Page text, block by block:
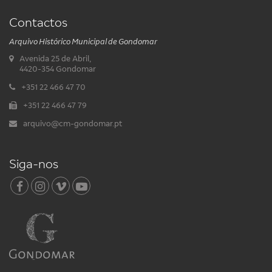
Contactos
Arquivo Histórico Municipal de Gondomar
Avenida 25 de Abril,
4420-354 Gondomar
+351 22 466 47 70
+351 22 466 47 79
arquivo@cm-gondomar.pt
Siga-nos